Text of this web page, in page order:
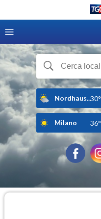
Nordhaus...30°
Milano 36°